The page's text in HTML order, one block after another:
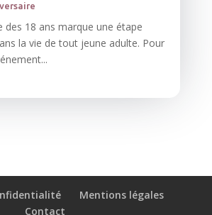
des 18 ans marque une étape
la vie de tout jeune adulte. Pour
Mentions légales
Contact